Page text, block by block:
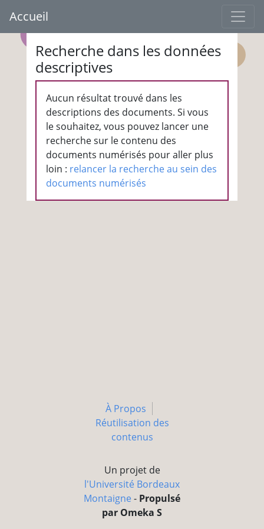
Accueil
Recherche dans les données
descriptives
Aucun résultat trouvé dans les
descriptions des documents. Si vous
le souhaitez, vous pouvez lancer une
recherche sur le contenu des
documents numérisés pour aller plus
loin : relancer la recherche au sein des
documents numérisés
À Propos
Réutilisation des
contenus
Un projet de
l'Université Bordeaux
Montaigne - Propulsé
par Omeka S